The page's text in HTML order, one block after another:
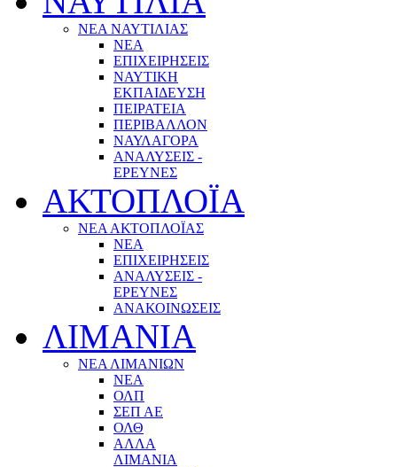
ΝΕΑ ΝΑΥΤΙΛΙΑΣ
ΝΕΑ
ΕΠΙΧΕΙΡΗΣΕΙΣ
ΝΑΥΤΙΚΗ
ΕΚΠΑΙΔΕΥΣΗ
ΠΕΙΡΑΤΕΙΑ
ΠΕΡΙΒΑΛΛΟΝ
ΝΑΥΛΑΓΟΡΑ
ΑΝΑΛΥΣΕΙΣ -
ΕΡΕΥΝΕΣ
ΑΚΤΟΠΛΟΪΑ
ΝΕΑ ΑΚΤΟΠΛΟΪΑΣ
ΝΕΑ
ΕΠΙΧΕΙΡΗΣΕΙΣ
ΑΝΑΛΥΣΕΙΣ -
ΕΡΕΥΝΕΣ
ΑΝΑΚΟΙΝΩΣΕΙΣ
ΛΙΜΑΝΙΑ
ΝΕΑ ΛΙΜΑΝΙΩΝ
ΝΕΑ
ΟΛΠ
ΣΕΠ ΑΕ
ΟΛΘ
ΑΛΛΑ
ΛΙΜΑΝΙΑ